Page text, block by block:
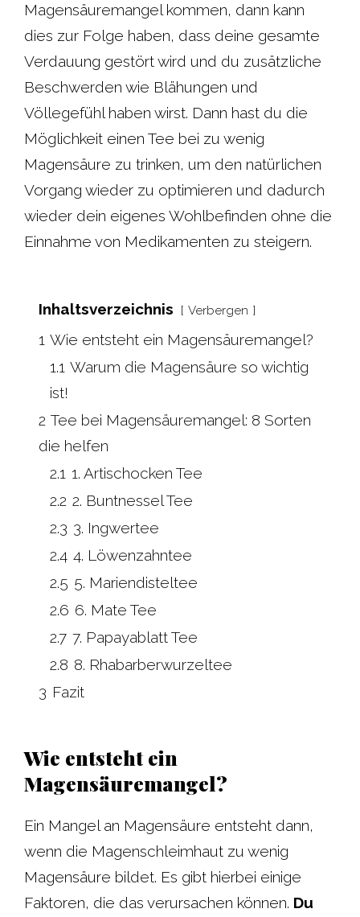
o
k
A
p
e r
s
t
Magensäuremangel kommen, dann kann
dies zur Folge haben, dass deine gesamte
Verdauung gestört wird und du zusätzliche
Beschwerden wie Blähungen und
Völlegefühl haben wirst. Dann hast du die
Möglichkeit einen Tee bei zu wenig
Magensäure zu trinken, um den natürlichen
Vorgang wieder zu optimieren und dadurch
wieder dein eigenes Wohlbefinden ohne die
Einnahme von Medikamenten zu steigern.
Inhaltsverzeichnis Verbergen
1 Wie entsteht ein Magensäuremangel?
1.1 Warum die Magensäure so wichtig
ist!
2 Tee bei Magensäuremangel: 8 Sorten
die helfen
2.1 1. Artischocken Tee
2.2 2. Buntnessel Tee
2.3 3. Ingwertee
2.4 4. Löwenzahntee
2.5 5. Mariendisteltee
2.6 6. Mate Tee
2.7 7. Papayablatt Tee
2.8 8. Rhabarberwurzeltee
3 Fazit
Wie entsteht ein
Magensäuremangel?
Ein Mangel an Magensäure entsteht dann,
wenn die Magenschleimhaut zu wenig
Magensäure bildet. Es gibt hierbei einige
Faktoren, die das verursachen können. Du